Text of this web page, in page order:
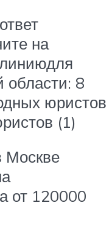
на
области: 8
юристов
(1)
Москве
от 120000